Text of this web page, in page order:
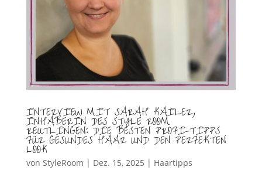
INTERVIEW MIT SARAH KAILER,
INHABERIN DES STYLE ROOM
REUTLINGEN: DIE BESTEN PROFI-TIPPS
FÜR GESUNDES HAAR UND DEN PERFEKTEN
LOOK
von StyleRoom | Dez. 15, 2025 | Haartipps